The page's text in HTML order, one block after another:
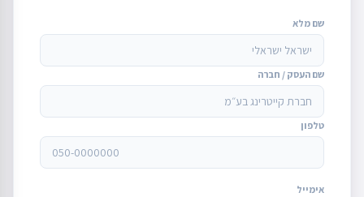
שם מלא
שם העסק / חברה
טלפון
אימייל